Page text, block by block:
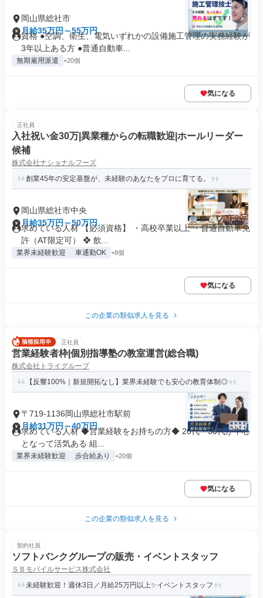
岡山県総社市
月給35万円～55万円
資格 ●空調、衛生、電気いずれかの設備施工管理の実務経験が
3年以上ある方 ●普通自動車...
無期雇用派遣 +20個
気になる
正社員
入社祝い金30万|異業種からの転職歓迎|ホールリーダー
候補
株式会社ナショナルフーズ
創業45年の安定基盤が、未経験のあなたをプロに育てる。
岡山県総社市中央
月給35万円～50万円
求めている人材 【必須資格】 ・高校卒業以上 ・普通自動車免
許（AT限定可） ❖ 飲...
業界未経験歓迎 車通勤OK +8個
気になる
この企業の類似求人を見る
正社員
営業経験者枠|個別指導塾の教室運営(総合職)
株式会社トライグループ
【反響100%｜新規開拓なし】業界未経験でも安心の教育体制◎
〒719-1136岡山県総社市駅前
月給31万円～40万円
求めている人材 ◆営業経験をお持ちの方◆ 20代・30代が中心
となって活気ある 組...
業界未経験歓迎 歩合給あり +20個
気になる
この企業の類似求人を見る
契約社員
ソフトバンクグループの販売・イベントスタッフ
ＳＢモバイルサービス株式会社
未経験歓迎！週休3日／月給25万円以上✨イベントスタッフ